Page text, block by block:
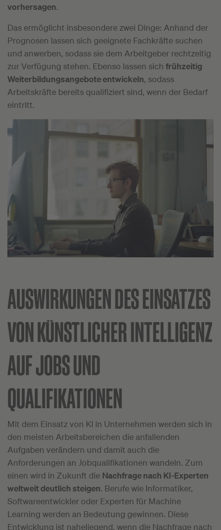
vorhersagen.
Das ermöglicht insbesondere zwei Dinge: Anhand der
Prognosen lassen sich geeignete Fachkräfte suchen
und anwerben, sodass sie dem Arbeitgeber rechtzeitig
zur Verfügung stehen. Ebenso lassen sich frühzeitig
Weiterbildungsangebote entwickeln, sodass
Arbeitskräfte bereits qualifiziert sind, wenn der Bedarf
eintritt.
AUSWIRKUNGEN DES EINSATZES
VON KÜNSTLICHER INTELLIGENZ
AUF JOBS UND
QUALIFIKATIONEN
Mit dem Einsatz von KI in Unternehmen werden sich in
den meisten Arbeitsbereichen die anfallenden
Aufgaben verändern und damit auch die
Anforderungen an Jobqualifikationen wandeln. Zum
einen wird in Zukunft die Nachfrage nach KI-Experten
weltweit deutlich steigen. Berufe wie Informatiker,
Softwareentwickler oder Experten für Machine
Learning werden an Bedeutung gewinnen. Diese
Entwicklung ist naheliegend, wenn die Nachfrage nach